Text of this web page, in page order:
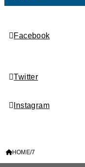
Facebook
Twitter
Instagram
HOME 7